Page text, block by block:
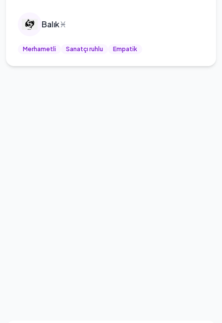
Balık♓
Merhametli Sanatçı ruhlu Empatik